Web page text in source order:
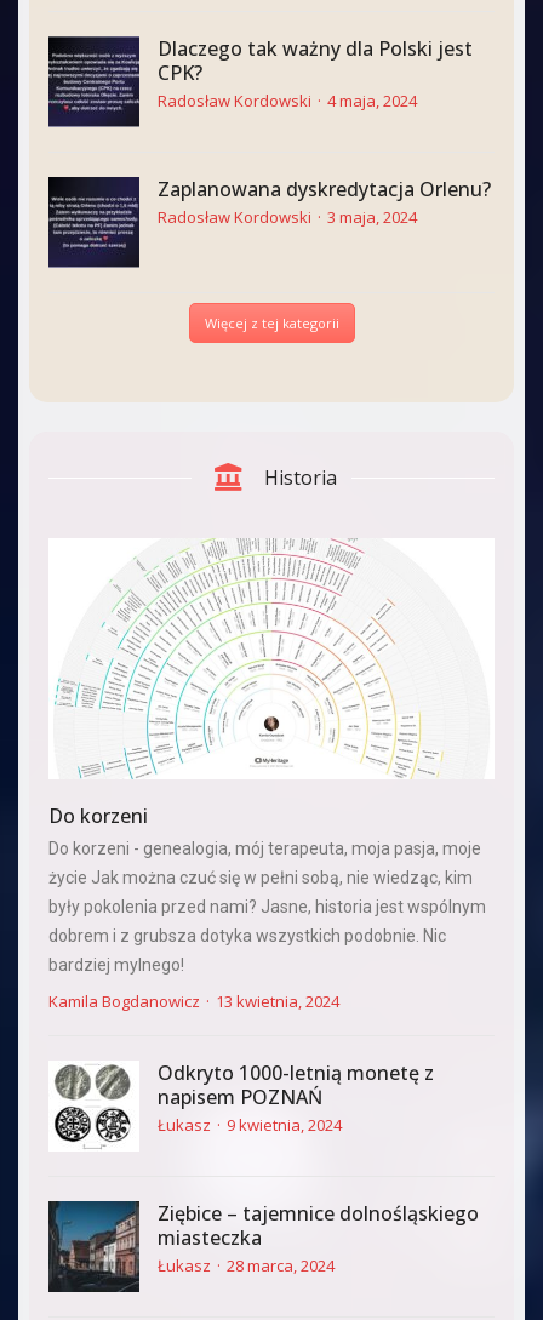
Dlaczego tak ważny dla Polski jest
CPK?
Radosław Kordowski 4 maja, 2024
Zaplanowana dyskredytacja Orlenu?
Radosław Kordowski 3 maja, 2024
Więcej z tej kategorii
Historia
Do korzeni
Do korzeni - genealogia, mój terapeuta, moja pasja, moje
życie Jak można czuć się w pełni sobą, nie wiedząc, kim
były pokolenia przed nami? Jasne, historia jest wspólnym
dobrem i z grubsza dotyka wszystkich podobnie. Nic
bardziej mylnego!
Kamila Bogdanowicz 13 kwietnia, 2024
Odkryto 1000-letnią monetę z
napisem POZNAŃ
Łukasz 9 kwietnia, 2024
Ziębice – tajemnice dolnośląskiego
miasteczka
Łukasz 28 marca, 2024